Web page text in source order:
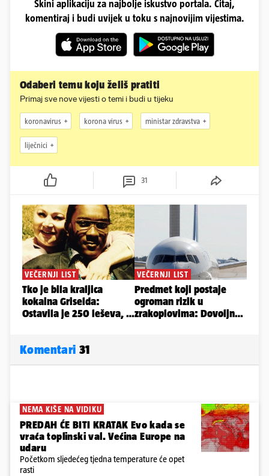
Skini aplikaciju za najbolje iskustvo portala. Čitaj,
komentiraj i budi uvijek u toku s najnovijim vijestima.
Odaberi temu koju želiš pratiti
Primaj sve nove vijesti o temi i budi u tijeku
koronavirus korona virus ministar zdravstva
liječnici
31
Komentari 31
NEMA KIŠE NA VIDIKU
PREDAH ĆE BITI KRATAK Evo kada se
vraća toplinski val. Većina Europe na
udaru
Početkom sljedećeg tjedna temperature će opet
rasti